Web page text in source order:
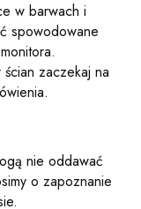
w barwach i
spowodowane
zaczekaj na
nie oddawać
o zapoznanie